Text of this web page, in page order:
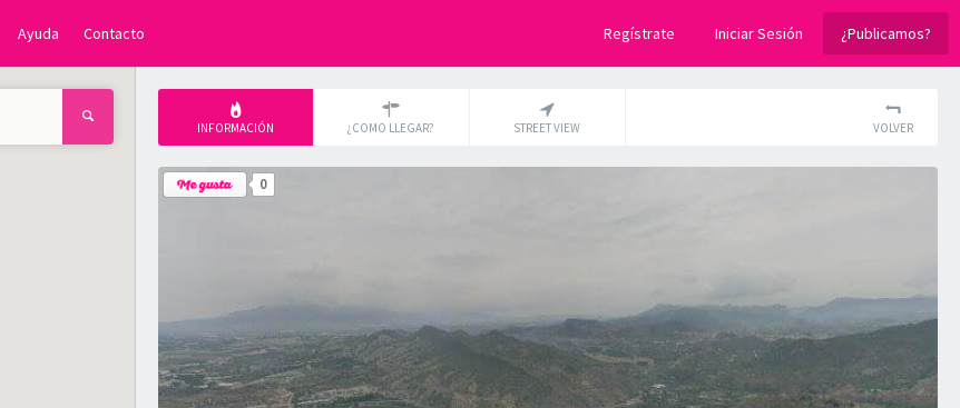
Ayuda Contacto Regístrate Iniciar Sesión ¿Publicamos?
INFORMACIÓN ¿COMO LLEGAR? STREET VIEW VOLVER
0